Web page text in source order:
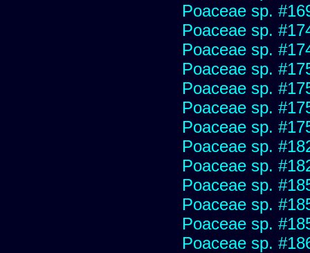
Poaceae sp.
Poaceae sp.
Poaceae sp.
Poaceae sp.
Poaceae sp.
Poaceae sp.
Poaceae sp.
Poaceae sp.
Poaceae sp.
Poaceae sp.
Poaceae sp.
Poaceae sp.
Poaceae sp.